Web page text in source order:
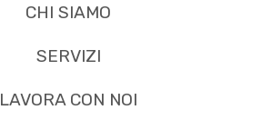
CHI SIAMO
SERVIZI
LAVORA CON NOI